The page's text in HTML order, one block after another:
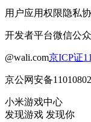
用户应用权限隐私
开发者平台微信公
@wali.com京ICP证
京公网安备
小米游戏中心
发现游戏 发现你